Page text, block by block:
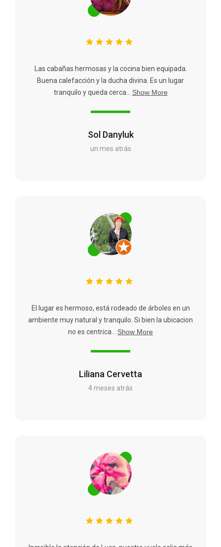
Sol Danyluk
un mes atrás
Las cabañas hermosas y la cocina bien equipada.
Buena calefacción y la ducha divina. Es un lugar
tranquilo y queda cerca...
Show More
Liliana Cervetta
4 meses atrás
El lugar es hermoso, está rodeado de árboles en un
ambiente muy natural y tranquilo. Si bien la ubicacion
no es centrica...
Show More